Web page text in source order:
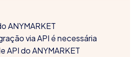
ANYMARKET
via API é necessária
API do ANYMARKET